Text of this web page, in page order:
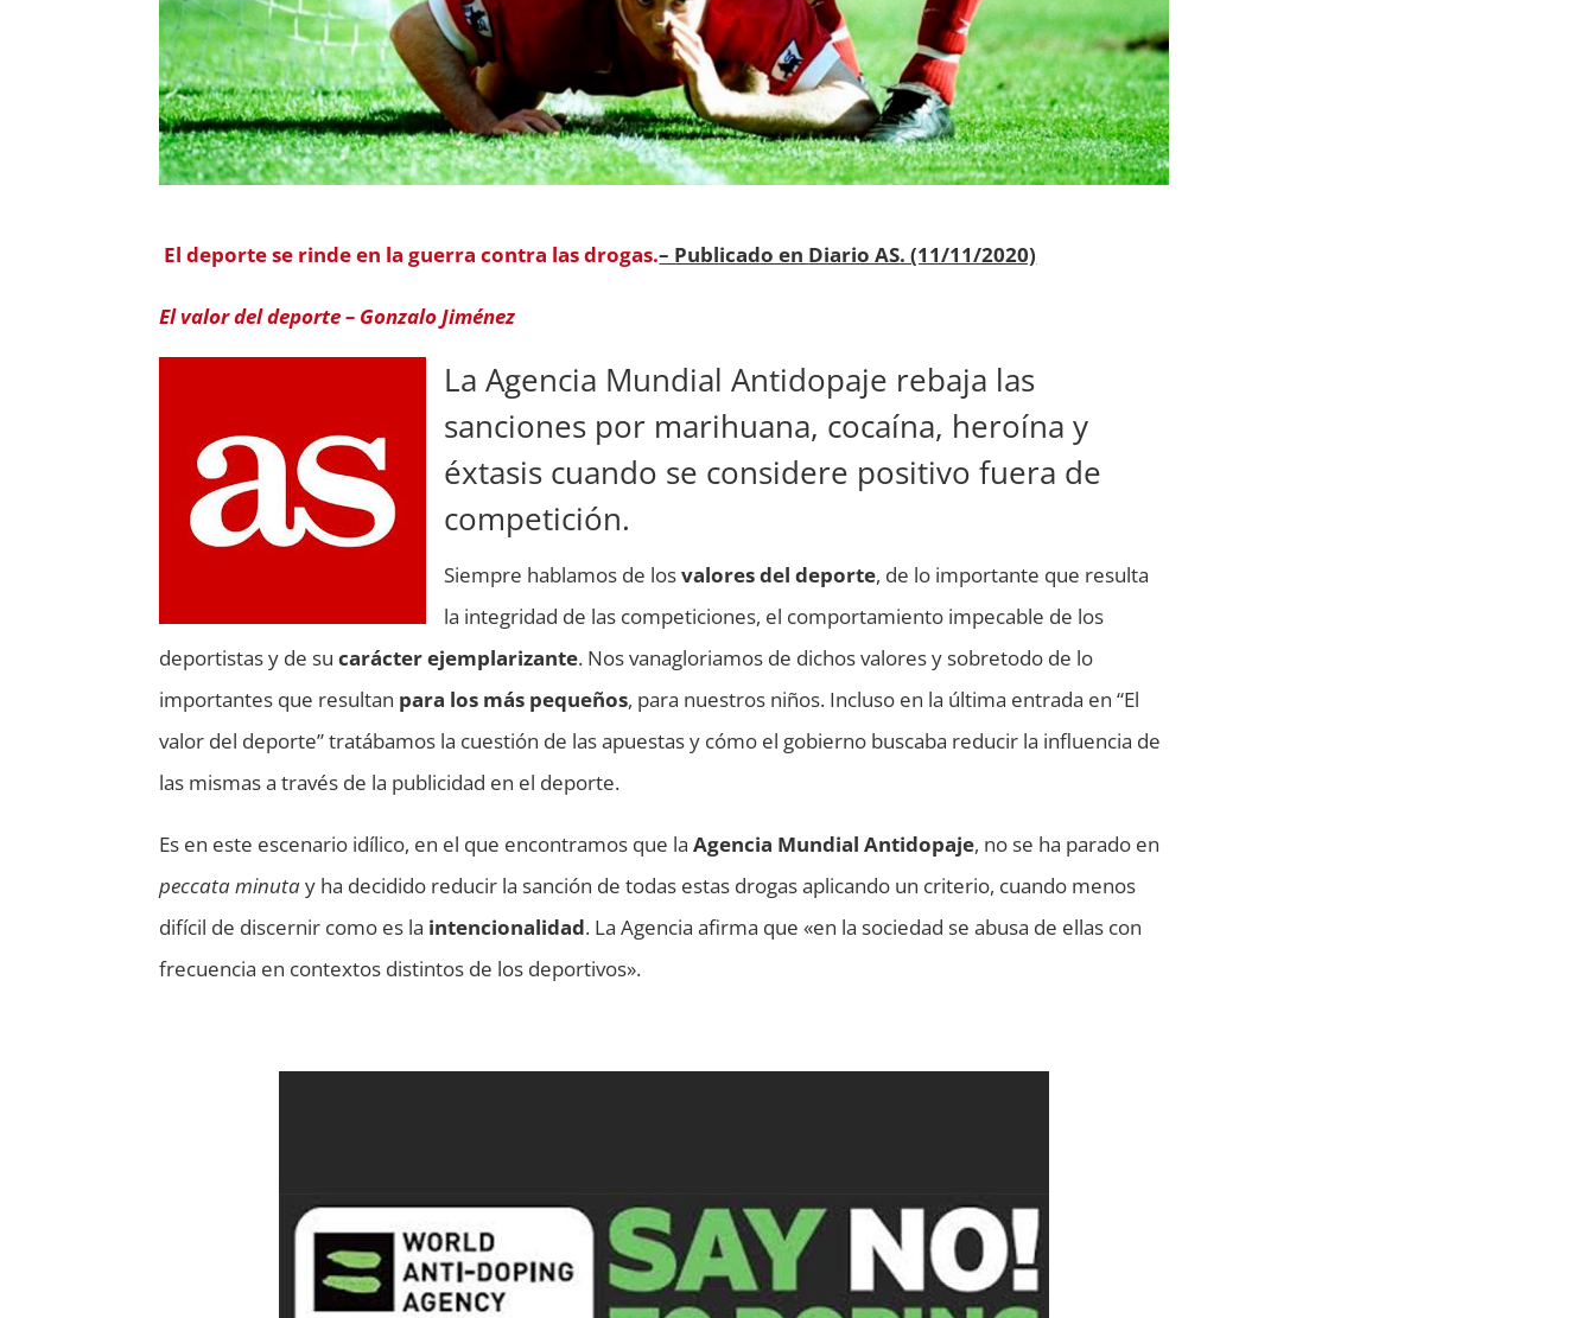
El deporte se rinde en la guerra contra las drogas.– Publicado en Diario AS. (11/11/2020)
El valor del deporte – Gonzalo Jiménez
La Agencia Mundial Antidopaje rebaja las
sanciones por marihuana, cocaína, heroína y
éxtasis cuando se considere positivo fuera de
competición.
Siempre hablamos de losvalores del deporte, de lo importante que resulta
la integridad de las competiciones, el comportamiento impecable de los
deportistas y de sucarácter ejemplarizante. Nos vanagloriamos de dichos valores y sobretodo de lo
importantes que resultan para los más pequeños, para nuestros niños. Incluso en la última entrada en “El
valor del deporte” tratábamos la cuestión de las apuestas y cómo el gobierno buscaba reducir la influencia de
las mismas a través de la publicidad en el deporte.
Es en este escenario idílico, en el que encontramos que laAgencia Mundial Antidopaje, no se ha parado en
peccata minutay ha decidido reducir la sanción de todas estas drogas aplicando un criterio, cuando menos
difícil de discernir como es la intencionalidad. La Agencia afirma que «en la sociedad se abusa de ellas con
frecuencia en contextos distintos de los deportivos».